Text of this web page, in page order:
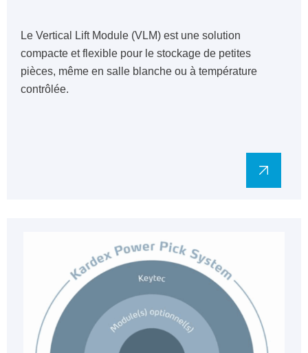
Le Vertical Lift Module (VLM) est une solution
compacte et flexible pour le stockage de petites
pièces, même en salle blanche ou à température
contrôlée.